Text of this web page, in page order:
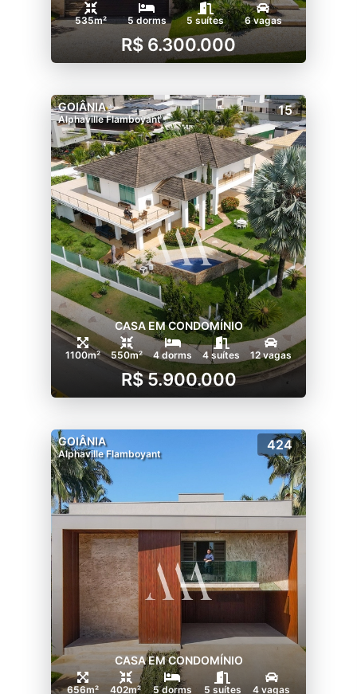
535m² 5 dorms 5 suítes 6 vagas
R$ 6.300.000
GOIÂNIA
Alphaville Flamboyant
15
CASA EM CONDOMÍNIO
1100m² 550m² 4 dorms 4 suítes 12 vagas
R$ 5.900.000
GOIÂNIA
Alphaville Flamboyant
424
CASA EM CONDOMÍNIO
656m² 402m² 5 dorms 5 suítes 4 vagas